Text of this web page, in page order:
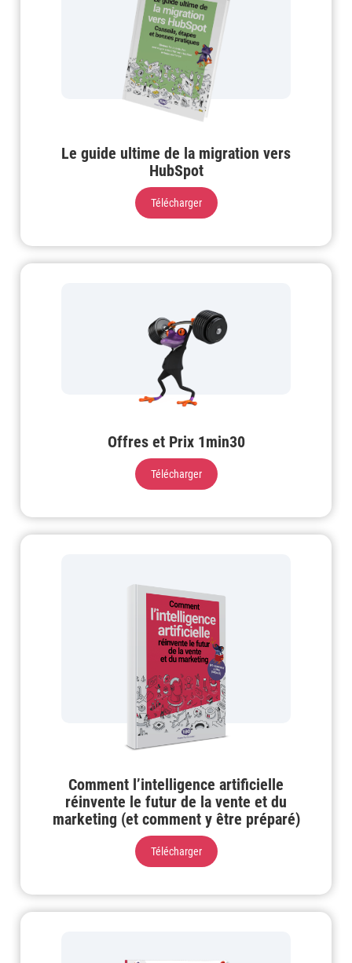
Le guide ultime de la migration vers
HubSpot
Télécharger
Offres et Prix 1min30
Télécharger
Comment l’intelligence artificielle
réinvente le futur de la vente et du
marketing (et comment y être préparé)
Télécharger